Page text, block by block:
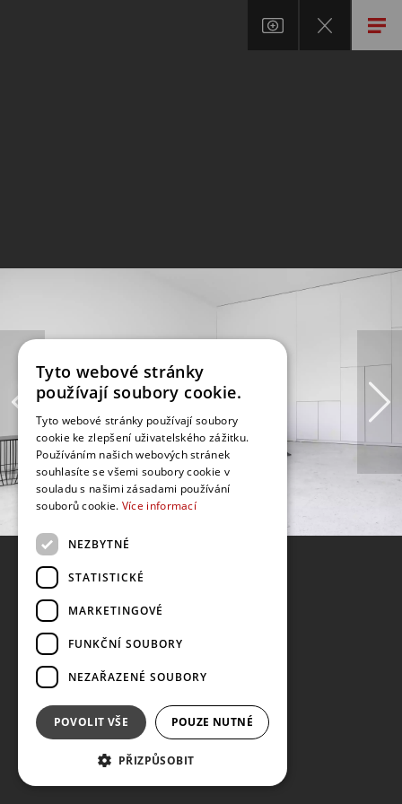
Tyto webové stránky
používají soubory cookie.
Tyto webové stránky používají soubory
cookie ke zlepšení uživatelského zážitku.
Používáním našich webových stránek
souhlasíte se všemi soubory cookie v
souladu s našimi zásadami používání
souborů cookie. Více informací
NEZBYTNÉ
STATISTICKÉ
MARKETINGOVÉ
FUNKČNÍ SOUBORY
NEZAŘAZENÉ SOUBORY
POVOLIT VŠE POUZE NUTNÉ
PŘIZPŮSOBIT